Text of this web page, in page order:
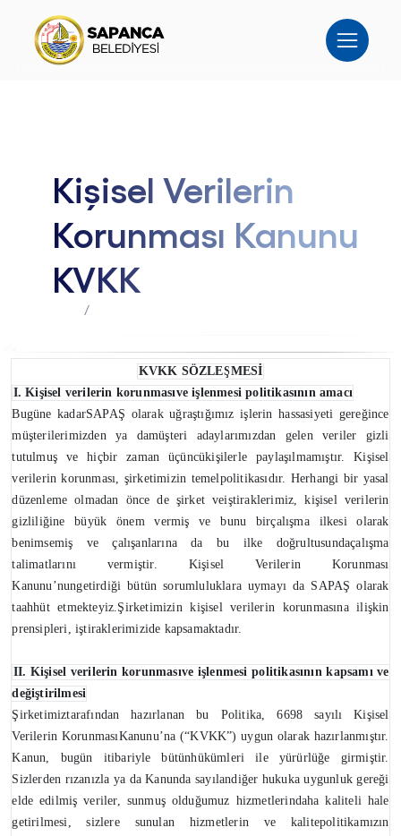
Kişisel Verilerin
Korunması Kanunu
KVKK
KVKK SÖZLEŞMESİ
I. Kişisel verilerin korunmasıve işlenmesi politikasının amacı
Bugüne kadarSAPAŞ olarak uğraştığımız işlerin hassasiyeti gereğince
müşterilerimizden ya damüşteri adaylarımızdan gelen veriler gizli
tutulmuş ve hiçbir zaman üçüncükişilerle paylaşılmamıştır. Kişisel
verilerin korunması, şirketimizin temelpolitikasıdır. Herhangi bir yasal
düzenleme olmadan önce de şirket veiştiraklerimiz, kişisel verilerin
gizliliğine büyük önem vermiş ve bunu birçalışma ilkesi olarak
benimsemiş ve çalışanlarına da bu ilke doğrultusundaçalışma
talimatlarını vermiştir. Kişisel Verilerin Korunması
Kanunu’nungetirdiği bütün sorumluluklara uymayı da SAPAŞ olarak
taahhüt etmekteyiz.Şirketimizin kişisel verilerin korunmasına ilişkin
prensipleri, iştiraklerimizide kapsamaktadır.
II. Kişisel verilerin korunmasıve işlenmesi politikasının kapsamı ve
değiştirilmesi
Şirketimiztarafından hazırlanan bu Politika, 6698 sayılı Kişisel
Verilerin KorunmasıKanunu’na (“KVKK”) uygun olarak hazırlanmıştır.
Kanun, bugün itibariyle bütünhükümleri ile yürürlüğe girmiştir.
Sizlerden rızanızla ya da Kanunda sayılandiğer hukuka uygunluk gereği
elde edilmiş veriler, sunmuş olduğumuz hizmetlerindaha kaliteli hale
getirilmesi, sizlere sunulan hizmetlerin ve kalitepolitikamızın